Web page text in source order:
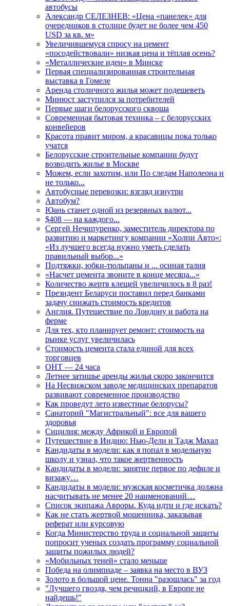
автобусы
Александр СЕЛЕЗНЕВ: «Цена «панелек» для
очередников в столице будет не более чем 450
USD за кв. м»
Увеличившемуся спросу на цемент
«посодействовали» низкая цена и тёплая осень?
«Металлические идеи» в Минске
Первая специализированная строительная
выставка в Гомеле
Аренда столичного жилья может подешеветь
Минюст заступился за потребителей
Первые шаги белорусского сквоша
Cовременная бытовая техника – с белорусских
конвейеров
Красота правит миром, а красавицы пока только
учатся
Белорусские строительные компании будут
возводить жилье в Москве
Можем, если захотим, или По следам Наполеона и
не только...
Автобусные перевозки: взгляд изнутри
Автобум?
Юань станет одной из резервных валют...
$408 — на каждого...
Сергей Нечипуренко, заместитель директора по
развитию и маркетингу компании «Холпи Авто»:
«Из лучшего всегда нужно уметь сделать
правильный выбор...»
Подтяжки, юбки-тюльпаны и ... осиная талия
«Насчет цемента звоните в конце месяца...»
Количество жертв клещей увеличилось в 8 раз!
Президент Беларуси поставил перед банками
задачу снижать стоимость кредитов
Англия. Путешествие по Лондону и работа на
ферме
Для тех, кто планирует ремонт: стоимость на
рынке услуг увеличилась
Стоимость цемента стала единой для всех
торговцев
ОНТ — 24 часа
Летнее затишье аренды жилья скоро закончится
На Несвижском заводе медицинских препаратов
развивают современное производство
Как проведут лето известные белорусы?
Санаторий "Магистральный": все для вашего
здоровья
Сицилия: между Африкой и Европой
Путешествие в Индию: Нью-Дели и Тадж Махал
Кандидаты в модели: как я попал в модельную
школу и узнал, что такое жертвенность
Кандидаты в модели: занятие первое по дефиле и
визажу…
Кандидаты в модели: мужская косметичка должна
насчитывать не менее 20 наименований…
Список экипажа Авроры. Куда идти и где искать?
Как не стать жертвой мошенника, заказывая
реферат или курсовую
Когда Министерство труда и социальной защиты
попросит ученых создать программу социальной
защиты пожилых людей?
«Мобильных теней» стало меньше
Победа на олимпиаде – заявка на место в ВУЗ
Золото в большой цене. Тонна "разошлась" за год
"Лучшего гвоздя, чем речицкий, в Европе не
найдешь!"